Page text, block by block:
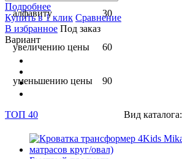
алфавиту
увеличению цены
уменьшению цены
30
60
90
Вид каталога:
Подробнее
Купить в 1 клик Сравнение
В избранное Под заказ
Вариант
ТОП 40